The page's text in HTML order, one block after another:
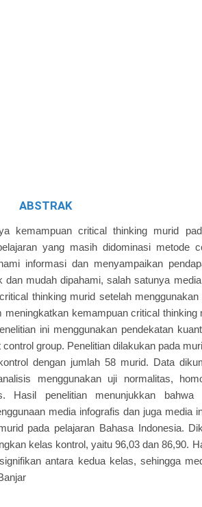
ABSTRAK
kemampuan critical thinking murid
yang masih didominasi metode
informasi dan menyampaikan
mudah dipahami, salah satunya
thinking murid setelah
kemampuan critical thinking
ini menggunakan pendekatan
group. Penelitian dilakukan pada
dengan jumlah 58 murid. Data
menggunakan uji normalitas,
Hasil penelitian menunjukkan bahwa
media infografis dan juga media
pada pelajaran Bahasa Indonesia.
kelas kontrol, yaitu 96,03 dan 86,90.
antara kedua kelas, sehingga